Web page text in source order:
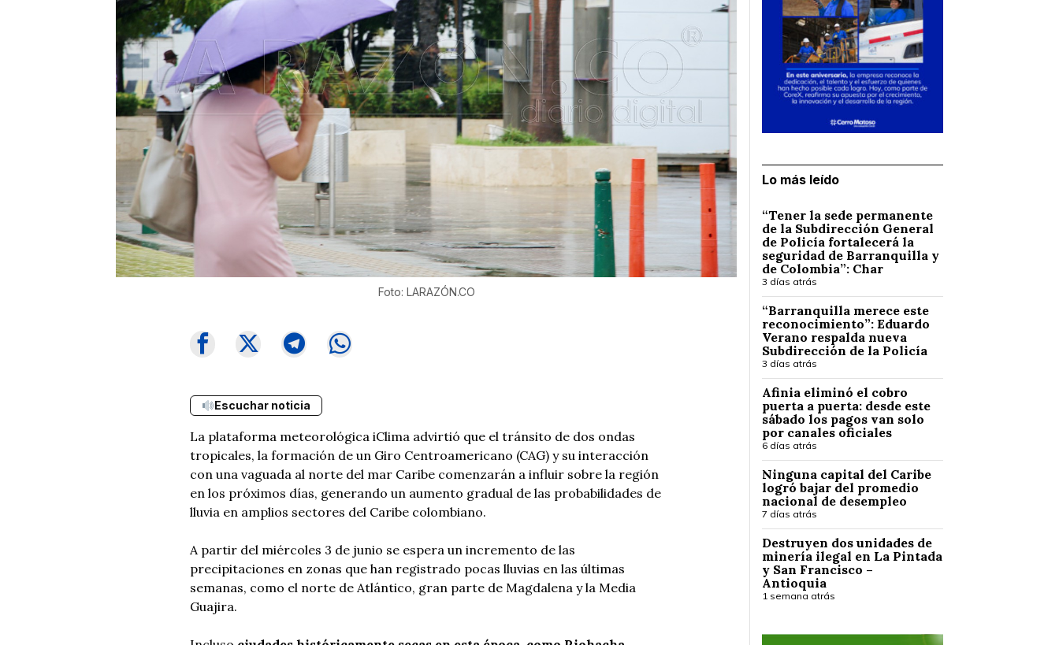
Foto: LARAZÓN.CO
Escuchar noticia
La plataforma meteorológica iClima advirtió que el tránsito de dos ondas
tropicales, la formación de un Giro Centroamericano (CAG) y su interacción
con una vaguada al norte del mar Caribe comenzarán a influir sobre la región
en los próximos días, generando un aumento gradual de las probabilidades de
lluvia en amplios sectores del Caribe colombiano.
A partir del miércoles 3 de junio se espera un incremento de las
precipitaciones en zonas que han registrado pocas lluvias en las últimas
semanas, como el norte de Atlántico, gran parte de Magdalena y la Media
Guajira.
Lo más leído
“Tener la sede permanente
de la Subdirección General
de Policía fortalecerá la
seguridad de Barranquilla y
de Colombia”: Char
3 días atrás
“Barranquilla merece este
reconocimiento”: Eduardo
Verano respalda nueva
Subdirección de la Policía
3 días atrás
Afinia eliminó el cobro
puerta a puerta: desde este
sábado los pagos van solo
por canales oficiales
6 días atrás
Ninguna capital del Caribe
logró bajar del promedio
nacional de desempleo
7 días atrás
Destruyen dos unidades de
minería ilegal en La Pintada
y San Francisco –
Antioquia
1 semana atrás